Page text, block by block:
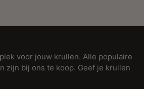
voor jouw krullen. Alle populaire
zijn bij ons te koop. Geef je krullen